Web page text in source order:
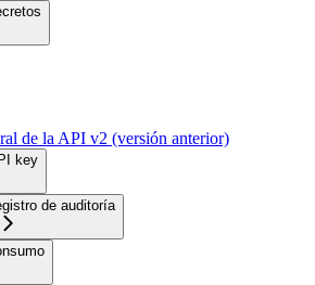
de la API v2 (versión anterior)
key
de auditoría